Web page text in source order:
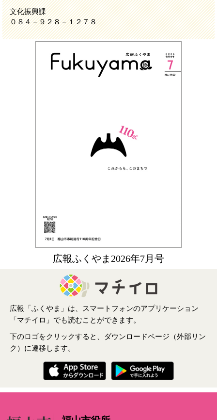
広報ふくやま2026年7月号
広報「ふくやま」は、スマートフォンのアプリケーション
「マチイロ」でも読むことができます。
下のロゴをクリックすると、ダウンロードページ（外部リン
ク）に遷移します。
文化振興課
０８４－９２８－１２７８